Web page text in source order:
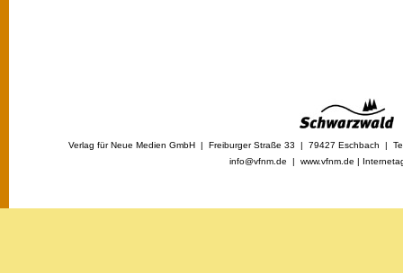
Verlag für Neue Medien GmbH | Freiburger Straße 33 | 79427 Eschbach |
info@vfnm.de | www.vfnm.de |